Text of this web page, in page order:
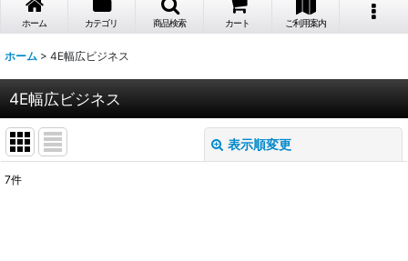
ホーム カテゴリ 商品検索 カート ご利用案内
ホーム > 4E幅広ビジネス
4E幅広ビジネス
表示順変更
7件